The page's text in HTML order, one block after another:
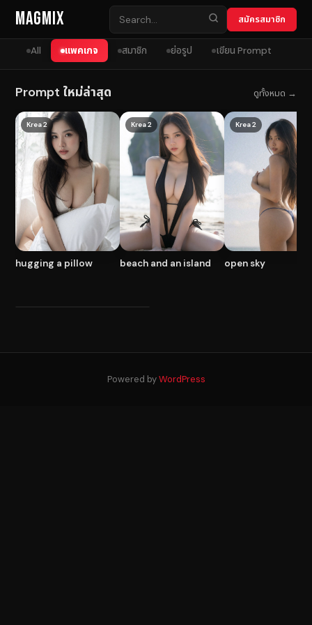
Skip to content
MagMix สมัครสมาชิก
All แพคเกจ สมาชิก ย่อรูป เขียน Prompt
Prompt ใหม่ล่าสุด ดูทั้งหมด →
Krea 2
hugging a pillow
Krea 2
beach and an island
Krea 2
open sky
Powered byWordPress